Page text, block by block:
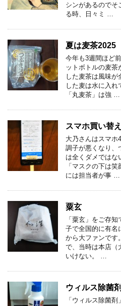
シンがあるのでそ
る時、日々ミ …
夏は麦茶2025
今年も3週間ほど
ットボトルの麦茶
した麦茶は風味
した麦は水に入れ
「丸麦茶」は強 …
スマホ買い替え
大乃さんはスマホ
調子が悪くなり、
は全くダメではな
「マスクの下は
には担当者が事 …
粟玄
「粟玄」をご存
子で全国的に有名
から大ファンです
で、当時は本店（
いけない。 …
ウィルス除菌剤
「ウィルス除菌